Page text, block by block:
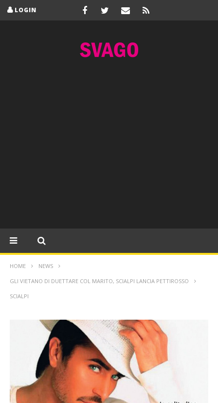
LOGIN
HOME NEWS
GLI VIETANO DI DUETTARE COL MARITO, SCIALPI LANCIA PETTIROSSO
SCIALPI